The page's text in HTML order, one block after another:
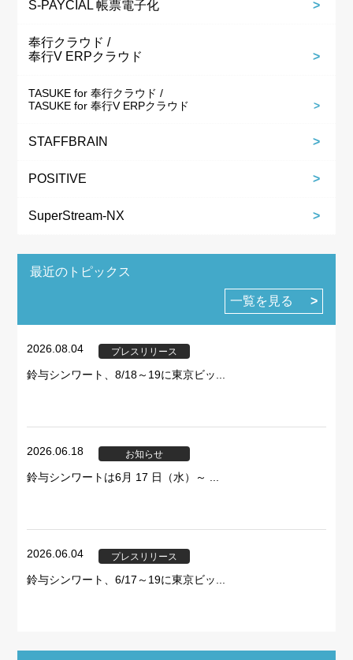
S-PAYCIAL 帳票電子化
奉行クラウド /
奉行V ERPクラウド
TASUKE for 奉行クラウド /
TASUKE for 奉行V ERPクラウド
STAFFBRAIN
POSITIVE
SuperStream-NX
最近のトピックス
一覧を見る
2026.08.04 プレスリリース
鈴与シンワート、8/18～19に東京ビッ...
2026.06.18 お知らせ
鈴与シンワートは6月 17 日（水）～ ...
2026.06.04 プレスリリース
鈴与シンワート、6/17～19に東京ビッ...